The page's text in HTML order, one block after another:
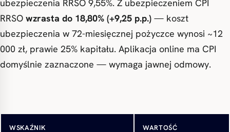
ubezpieczenia RRSO 9,55%. Z ubezpieczeniem CPI
RRSO wzrasta do 18,80% (+9,25 p.p.) — koszt
ubezpieczenia w 72-miesięcznej pożyczce wynosi ~12
000 zł, prawie 25% kapitału. Aplikacja online ma CPI
domyślnie zaznaczone — wymaga jawnej odmowy.
WSKAŹNIK WARTOŚĆ
RRSO bez ubezpieczenia 9,55%